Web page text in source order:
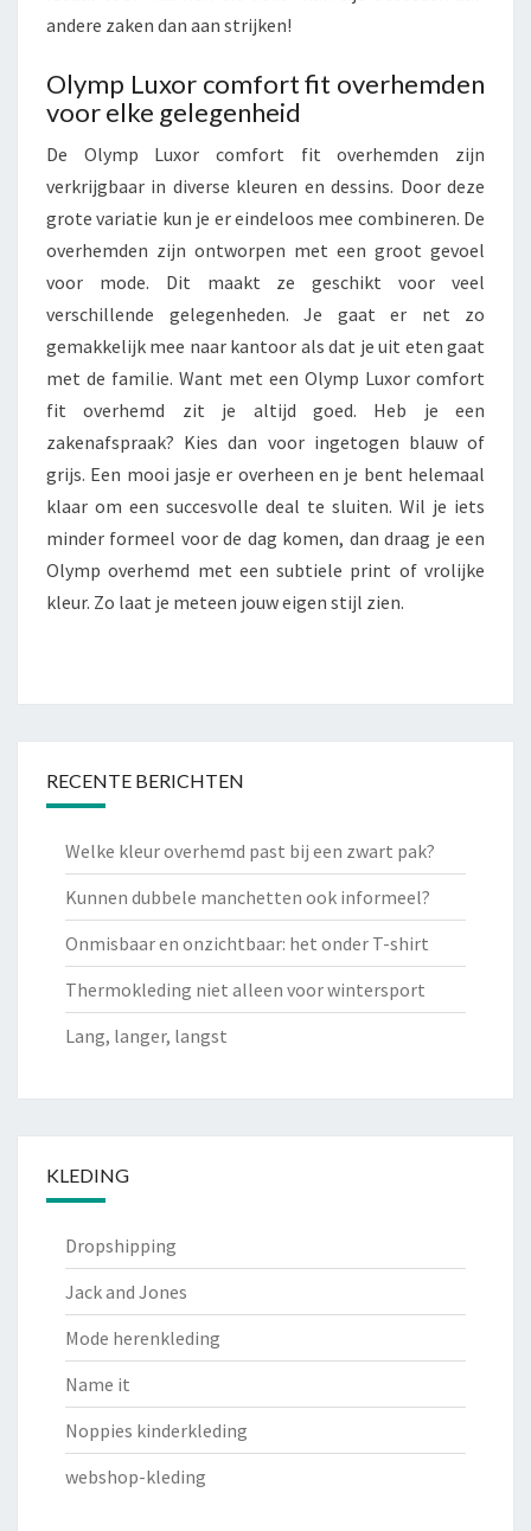
andere zaken dan aan strijken!
Olymp Luxor comfort fit overhemden
voor elke gelegenheid
De Olymp Luxor comfort fit overhemden zijn
verkrijgbaar in diverse kleuren en dessins. Door deze
grote variatie kun je er eindeloos mee combineren. De
overhemden zijn ontworpen met een groot gevoel
voor mode. Dit maakt ze geschikt voor veel
verschillende gelegenheden. Je gaat er net zo
gemakkelijk mee naar kantoor als dat je uit eten gaat
met de familie. Want met een Olymp Luxor comfort
fit overhemd zit je altijd goed. Heb je een
zakenafspraak? Kies dan voor ingetogen blauw of
grijs. Een mooi jasje er overheen en je bent helemaal
klaar om een succesvolle deal te sluiten. Wil je iets
minder formeel voor de dag komen, dan draag je een
Olymp overhemd met een subtiele print of vrolijke
kleur. Zo laat je meteen jouw eigen stijl zien.
RECENTE BERICHTEN
Welke kleur overhemd past bij een zwart pak?
Kunnen dubbele manchetten ook informeel?
Onmisbaar en onzichtbaar: het onder T-shirt
Thermokleding niet alleen voor wintersport
Lang, langer, langst
KLEDING
Dropshipping
Jack and Jones
Mode herenkleding
Name it
Noppies kinderkleding
webshop-kleding